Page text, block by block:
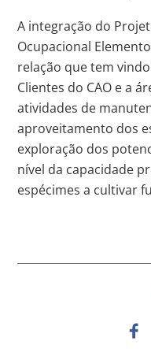
A integração do
Ocupacional
relação que tem
Clientes do CAO e a
atividades de
aproveitamento dos
exploração dos
nível da capacidade
espécimes a cultivar